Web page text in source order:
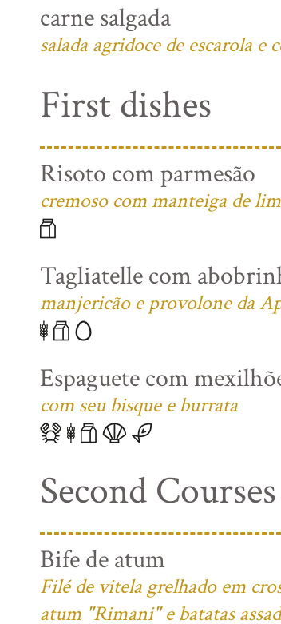
carne salgada
salada agridoce de escarola e
First dishes
Risoto com parmesão
cremoso com manteiga de
Tagliatelle com
manjericão e provolone da
Espaguete com
com seu bisque e burrata
Second Courses
Bife de atum
Filé de vitela grelhado em
atum "Rimani" e batatas